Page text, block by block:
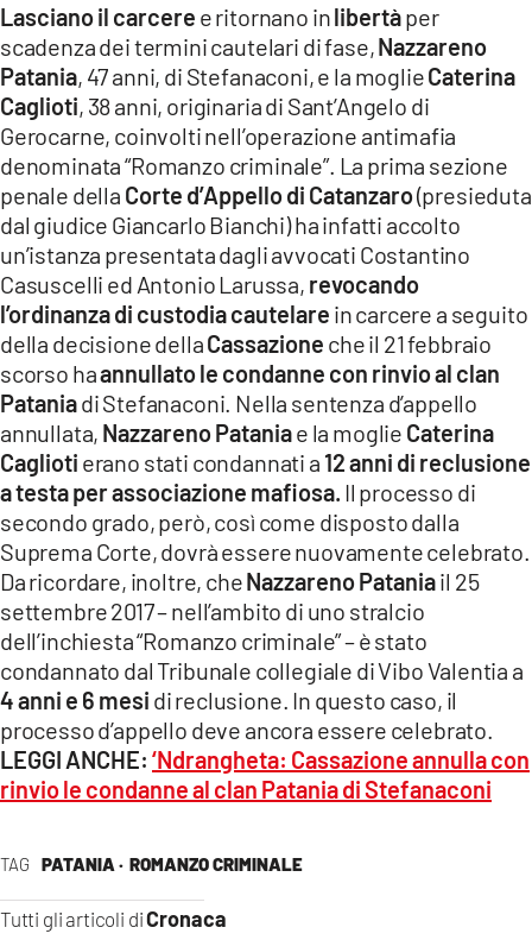
ILREGGINO.IT
COSENZACHANNEL.IT
ILVIBONESE.IT
CATANZAROCHANNEL.IT
LACAPITALENEWS.IT
App
ANDROID
APPLE
TAG PATANIA · ROMANZO CRIMINALE
Tutti gli articoli diCronaca
Lasciano il carcere e ritornano inlibertàper
scadenza dei termini cautelari di fase,Nazzareno
Patania, 47 anni, di Stefanaconi, e la moglieCaterina
Caglioti, 38 anni, originaria di Sant’Angelo di
Gerocarne, coinvolti nell’operazione antimafia
denominata “Romanzo criminale”. La prima sezione
penale della Corte d’Appello di Catanzaro(presieduta
dal giudice Giancarlo Bianchi) ha infatti accolto
un’istanza presentata dagli avvocati Costantino
Casuscelli ed Antonio Larussa, revocando
l’ordinanza di custodia cautelare in carcere a seguito
della decisione dellaCassazione che il 21 febbraio
scorso haannullato le condanne con rinvio al clan
Pataniadi Stefanaconi. Nella sentenza d’appello
annullata, Nazzareno Pataniae la moglie Caterina
Caglioti erano stati condannati a 12 anni di reclusione
a testa per associazione mafiosa. Il processo di
secondo grado, però, così come disposto dalla
Suprema Corte, dovrà essere nuovamente celebrato.
Da ricordare, inoltre, cheNazzareno Pataniail 25
settembre 2017 – nell’ambito di uno stralcio
dell’inchiesta “Romanzo criminale” – è stato
condannato dal Tribunale collegiale di Vibo Valentia a
4 anni e 6 mesi di reclusione. In questo caso, il
processo d’appello deve ancora essere celebrato.
LEGGI ANCHE: ‘Ndrangheta: Cassazione annulla con
rinvio le condanne al clan Patania di Stefanaconi